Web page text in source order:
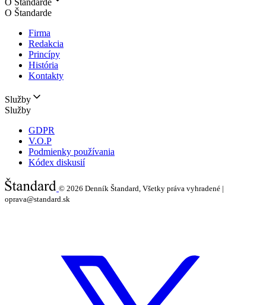
O Štandarde
O Štandarde
Firma
Redakcia
Princípy
História
Kontakty
Služby
Služby
GDPR
V.O.P
Podmienky používania
Kódex diskusií
© 2026 Denník Štandard, Všetky práva vyhradené |
oprava@standard.sk